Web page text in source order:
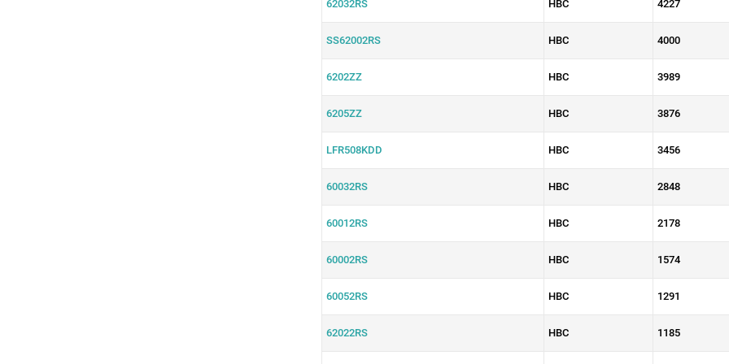
62032RS HBC 4227
SS62002RS HBC 4000
6202ZZ HBC 3989
6205ZZ HBC 3876
LFR508KDD HBC 3456
60032RS HBC 2848
60012RS HBC 2178
60002RS HBC 1574
60052RS HBC 1291
62022RS HBC 1185